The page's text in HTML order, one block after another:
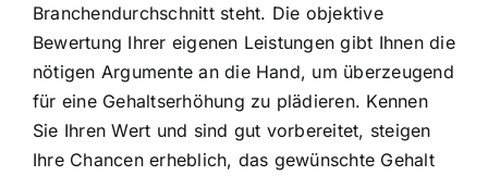
Branchendurchschnitt steht. Die objektive
Bewertung Ihrer eigenen Leistungen gibt Ihnen die
nötigen Argumente an die Hand, um überzeugend
für eine Gehaltserhöhung zu plädieren. Kennen
Sie Ihren Wert und sind gut vorbereitet, steigen
Ihre Chancen erheblich, das gewünschte Gehalt